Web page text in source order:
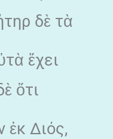
δὲ τὰ
ἔχει
ὅτι
ἐκ Διός,